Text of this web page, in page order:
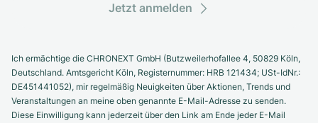
Jetzt anmelden
Ich ermächtige die CHRONEXT GmbH (Butzweilerhofallee 4, 50829 Köln,
Deutschland. Amtsgericht Köln, Registernummer: HRB 121434; USt-IdNr.:
DE451441052), mir regelmäßig Neuigkeiten über Aktionen, Trends und
Veranstaltungen an meine oben genannte E-Mail-Adresse zu senden.
Diese Einwilligung kann jederzeit über den Link am Ende jeder E-Mail